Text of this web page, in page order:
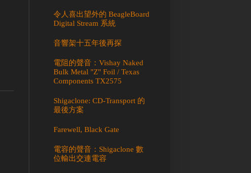
令人喜出望外的 BeagleBoard
Digital Stream 系統
音響架十五年後再探
電阻的聲音：Vishay Naked
Bulk Metal "Z" Foil / Texas
Components TX2575
Shigaclone: CD-Transport 的
最後方案
Farewell, Black Gate
電容的聲音：Shigaclone 數
位輸出交連電容